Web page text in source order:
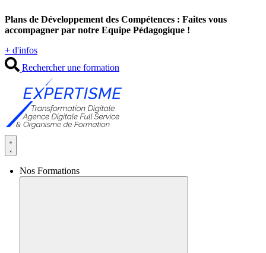
au
contenu
Plans de Développement des Compétences : Faites vous
accompagner par notre Equipe Pédagogique !
+ d'infos
Rechercher une formation
Nos Formations